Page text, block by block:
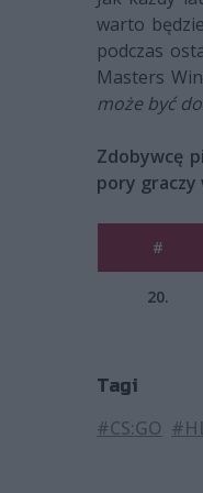
warto
podczas
Masters
może być
Zdobywcę
pory graczy
#
20.
Tagi
#CS:GO